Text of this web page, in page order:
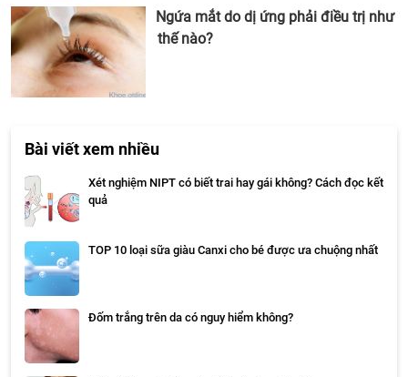
Ngứa mắt do dị ứng phải điều trị như
thế nào?
Bài viết xem nhiều
Xét nghiệm NIPT có biết trai hay gái không? Cách đọc kết
quả
TOP 10 loại sữa giàu Canxi cho bé được ưa chuộng nhất
Đốm trắng trên da có nguy hiểm không?